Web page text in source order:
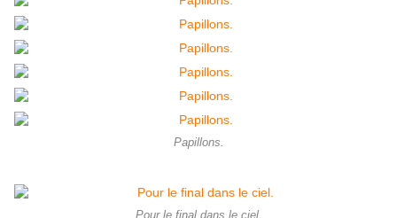
Papillons.
Pour le final dans le ciel.